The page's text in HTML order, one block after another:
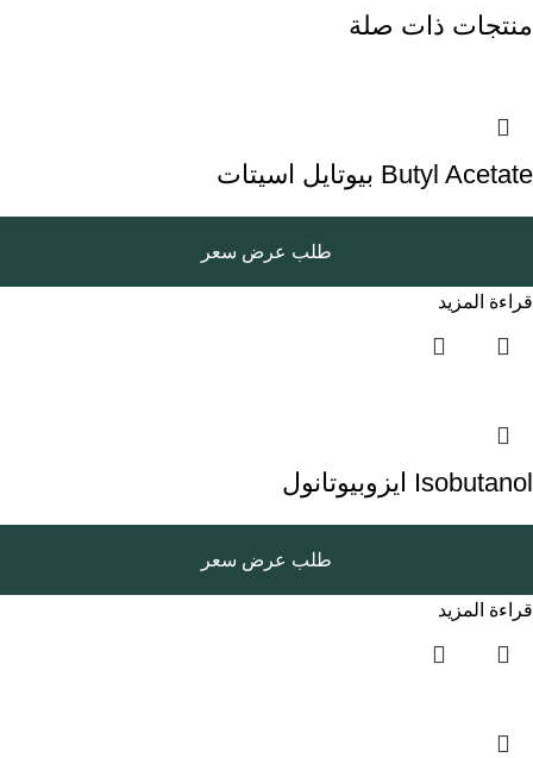
منتجات ذات صلة
Butyl Acetate بيوتايل اسيتات
طلب عرض سعر
قراءة المزيد
Isobutanol ايزوبيوتانول
طلب عرض سعر
قراءة المزيد